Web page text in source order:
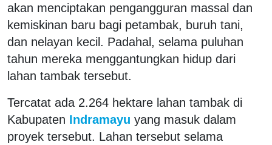
akan menciptakan pengangguran massal dan
kemiskinan baru bagi petambak, buruh tani,
dan nelayan kecil. Padahal, selama puluhan
tahun mereka menggantungkan hidup dari
lahan tambak tersebut.
Tercatat ada 2.264 hektare lahan tambak di
Kabupaten Indramayu yang masuk dalam
proyek tersebut. Lahan tersebut selama